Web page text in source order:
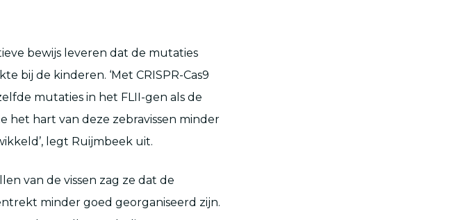
bewijs leveren dat de mutaties
bij de kinderen. ‘Met CRISPR-Cas9
mutaties in het FLII-gen als de
het hart van deze zebravissen minder
legt Ruijmbeek uit.
van de vissen zag ze dat de
minder goed georganiseerd zijn.